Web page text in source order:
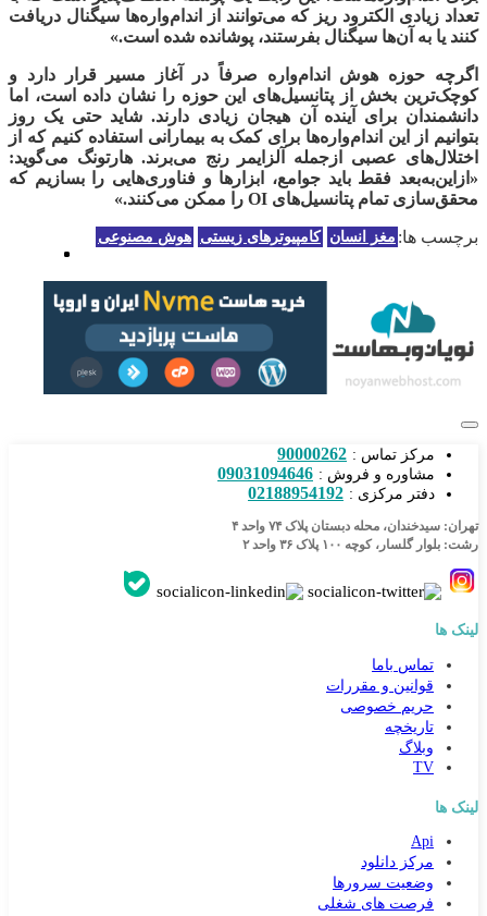
تعداد زیادی الکترود ریز که می‌توانند از اندام‌واره‌ها سیگنال دریافت
کنند یا به آن‌ها سیگنال بفرستند، پوشانده شده است.»
اگرچه حوزه هوش اندام‌واره صرفاً در آغاز مسیر قرار دارد و
کوچک‌ترین بخش از پتانسیل‌های این حوزه را نشان داده است، اما
دانشمندان برای آینده آن هیجان زیادی دارند. شاید حتی یک روز
بتوانیم از این اندام‌واره‌ها برای کمک به بیمارانی استفاده کنیم که از
اختلال‌های عصبی ازجمله
آلزایمر
رنج می‌برند. هارتونگ می‌گوید:
«ازاین‌به‌بعد فقط باید جوامع، ابزارها و فناوری‌هایی را بسازیم که
محقق‌سازی تمام پتانسیل‌های OI را ممکن می‌کنند.»
برچسب ها: مغز انسان کامپیوترهای زیستی هوش مصنوعی
مرکز تماس : 90000262
مشاوره و فروش : 09031094646
دفتر مرکزی : 02188954192
تهران: سیدخندان، محله دبستان پلاک ۷۴ واحد ۴
رشت: بلوار گلسار، کوچه ۱۰۰ پلاک ۳۶ واحد ۲
لینک ها
تماس باما
قوانین و مقررات
حریم خصوصی
تاریخچه
وبلاگ
TV
لینک ها
Api
مرکز دانلود
وضعیت سرورها
فرصت های شغلی